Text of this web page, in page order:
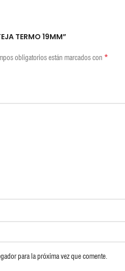
TERMO 19MM”
obligatorios están marcados con *
para la próxima vez que comente.